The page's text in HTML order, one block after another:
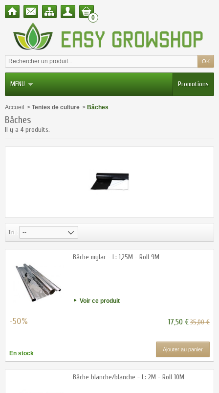
0
MENU Promotions
Accueil > Tentes de culture > Bâches
Bâches
Il y a 4 produits.
Tri : --
Bâche mylar - L: 1,25M - Roll 9M
Voir ce produit
-50% 17,50 €35,00 €
En stock
Ajouter au panier
Bâche blanche/blanche - L: 2M - Roll 10M